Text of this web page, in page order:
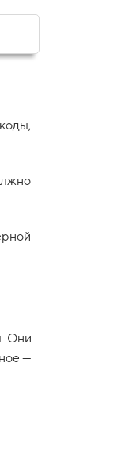
Они
—